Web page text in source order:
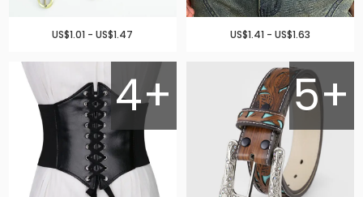
US$1.01 - US$1.47 US$1.41 - US$1.63
4+ 5+